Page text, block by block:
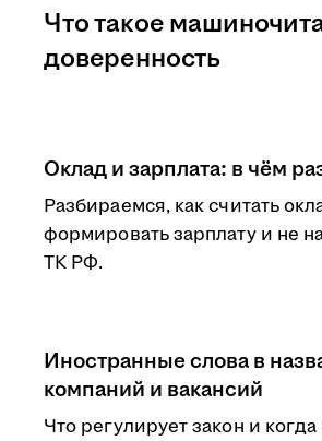
Оклад и зарплата: в чём
Разбираемся, как считать
формировать зарплату и не
ТК РФ.
Иностранные слова в
компаний и вакансий
Что регулирует закон и
Что такое
доверенность